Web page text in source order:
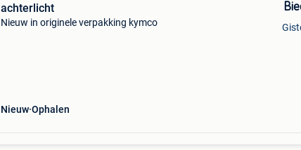
achterlicht
Nieuw in originele verpakking kymco
Nieuw Ophalen